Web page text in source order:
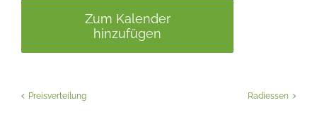
Zum Kalender
hinzufügen
Preisverteilung Radiessen